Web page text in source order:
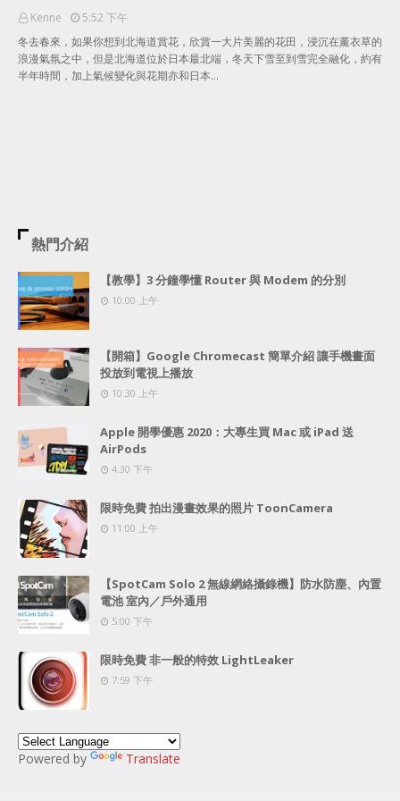
Kenne
5:52 下午
冬去春來，如果你想到北海道賞花，欣賞一大片美麗的花田，浸沉在薰衣草的
浪漫氣氛之中，但是北海道位於日本最北端，冬天下雪至到雪完全融化，約有
半年時間，加上氣候變化與花期亦和日本…
熱門介紹
【教學】3 分鐘學懂 Router 與 Modem 的分別
10:00 上午
【開箱】Google Chromecast 簡單介紹 讓手機畫面
投放到電視上播放
10:30 上午
Apple 開學優惠 2020：大專生買 Mac 或 iPad 送
AirPods
4:30 下午
限時免費 拍出漫畫效果的照片 ToonCamera
11:00 上午
【SpotCam Solo 2 無線網絡攝錄機】防水防塵、內置
電池 室內／戶外通用
5:00 下午
限時免費 非一般的特效 LightLeaker
7:59 下午
Powered by Translate